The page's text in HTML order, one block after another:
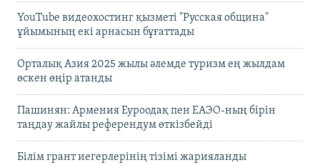
YouTube видеохостинг қызметі "Русская община"
ұйымының екі арнасын бұғаттады
Орталық Азия 2025 жылы әлемде туризм ең жылдам
өскен өңір атанды
Пашинян: Армения Еуроодақ пен ЕАЭО-ның бірін
таңдау жайлы референдум өткізбейді
Білім грант иегерлерінің тізімі жарияланды